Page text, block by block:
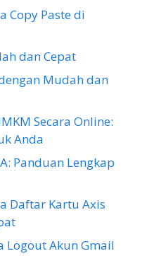
Copy Paste di
dan Cepat
Mudah dan
Secara Online:
Anda
Panduan Lengkap
Daftar Kartu Axis
Logout Akun Gmail